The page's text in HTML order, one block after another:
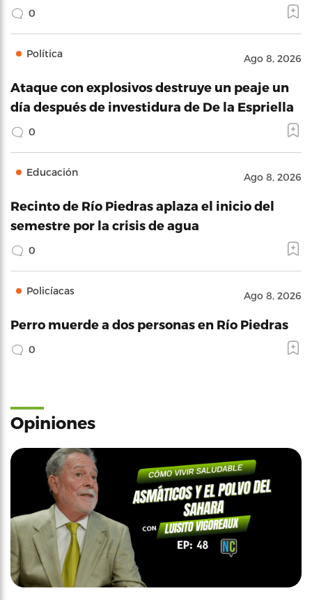
0
Política Ago 8, 2026
Ataque con explosivos destruye un peaje un
día después de investidura de De la Espriella
0
Educación Ago 8, 2026
Recinto de Río Piedras aplaza el inicio del
semestre por la crisis de agua
0
Policíacas Ago 8, 2026
Perro muerde a dos personas en Río Piedras
0
Opiniones